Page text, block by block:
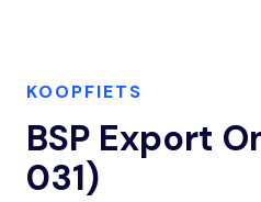
KOOPFIETS
BSP Export
031)